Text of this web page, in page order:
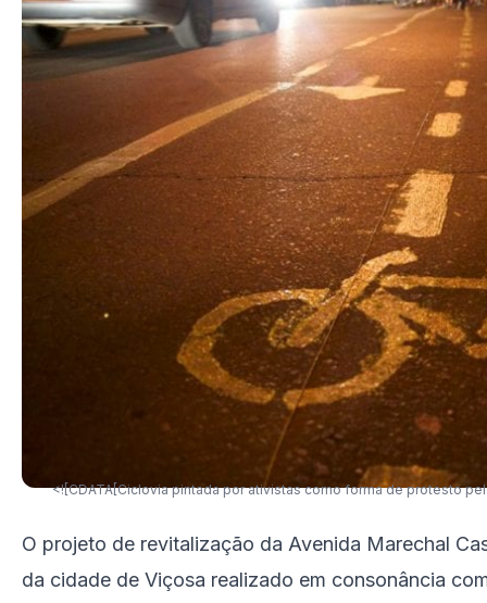
<![CDATA[Ciclovia pintada por ativistas como forma de protesto
O projeto de revitalização da Avenida Marechal
da cidade de Viçosa realizado em consonância